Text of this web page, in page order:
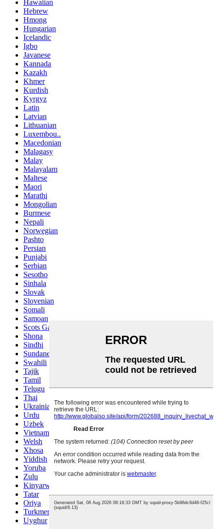
Hawaiian
Hebrew
Hmong
Hungarian
Icelandic
Igbo
Javanese
Kannada
Kazakh
Khmer
Kurdish
Kyrgyz
Latin
Latvian
Lithuanian
Luxembou..
Macedonian
Malagasy
Malay
Malayalam
Maltese
Maori
Marathi
Mongolian
Burmese
Nepali
Norwegian
Pashto
Persian
Punjabi
Serbian
Sesotho
Sinhala
Slovak
Slovenian
Somali
Samoan
Scots Gaelic
Shona
Sindhi
Sundanese
Swahili
Tajik
Tamil
Telugu
Thai
Ukrainian
Urdu
Uzbek
Vietnamese
Welsh
Xhosa
Yiddish
Yoruba
Zulu
Kinyarwanda
Tatar
Oriya
Turkmen
Uyghur